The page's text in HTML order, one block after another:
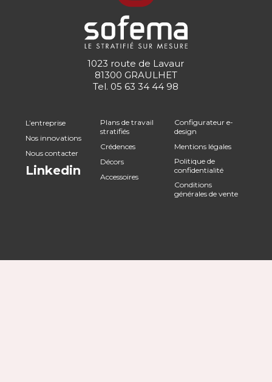
1023 route de Lavaur
81300 GRAULHET
Tel. 05 63 34 44 98
L’entreprise
Nos innovations
Nous contacter
Linkedin
Plans de travail
stratifiés
Crédences
Décors
Accessoires
Configurateur e-
design
Mentions légales
Politique de
confidentialité
Conditions
générales de vente